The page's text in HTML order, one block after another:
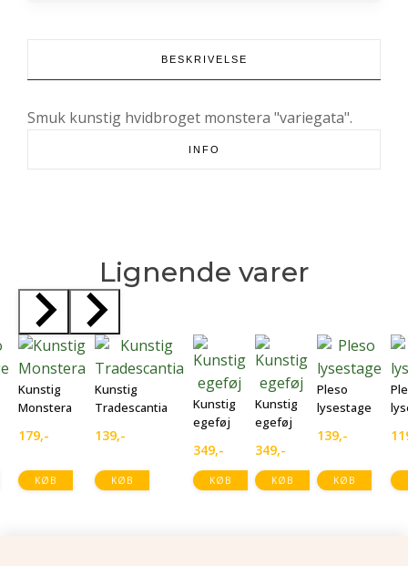
BESKRIVELSE
Smuk kunstig hvidbroget monstera "variegata".
INFO
Lignende varer
KØB
Kunstig
Monstera
179,-
KØB
Kunstig
Tradescantia
139,-
KØB
Kunstig
egeføj
349,-
KØB
Kunstig
egeføj
349,-
KØB
Pleso
lysestage
139,-